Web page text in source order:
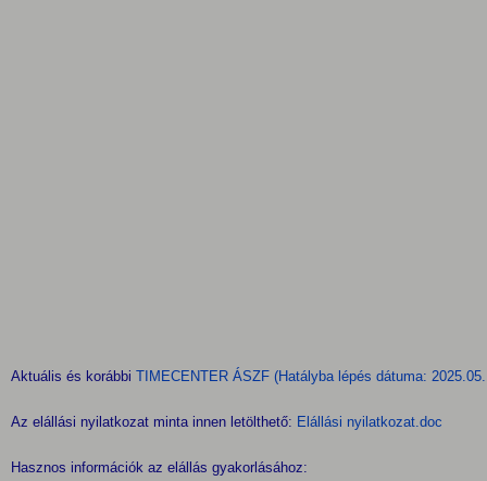
Aktuális és korábbi TIMECENTER ÁSZF (Hatályba lépés dátuma:
Az elállási nyilatkozat minta innen letölthető: Elállási nyilatkozat.doc
Hasznos információk az elállás gyakorlásához: